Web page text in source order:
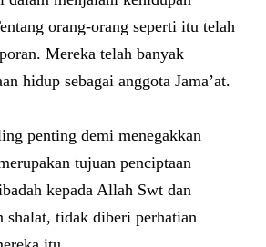
orang-orang seperti itu telah
Mereka telah banyak
hidup sebagai anggota Jama’at.
penting demi menegakkan
tujuan penciptaan
kepada Allah Swt dan
shalat, tidak diberi perhatian